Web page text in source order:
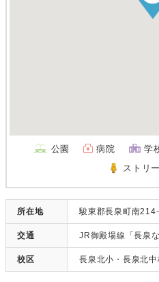
公園 病院 学
ストリ
所在地 駿東郡長泉町南
交通 JR御殿場線「長泉
校区 長泉北小・長泉北中